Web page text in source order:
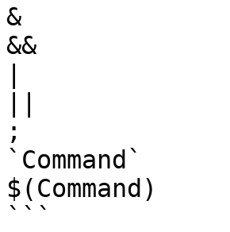
&
&&
;
`Command`
$(Command)
```